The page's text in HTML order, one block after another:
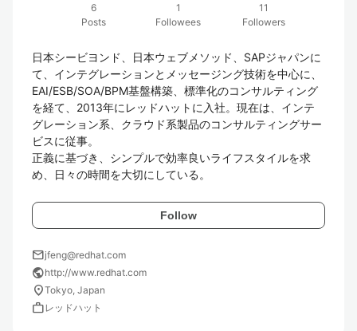
6
Posts
1
Followees
11
Followers
日本シービヨンド、日本ウェブメソッド、SAPジャパンに
て、インテグレーションとメッセージング技術を中心に、
EAI/ESB/SOA/BPM基盤構築、標準化のコンサルティング
を経て、2013年にレッドハットに入社。現在は、インテ
グレーション系、クラウド系製品のコンサルティングサー
ビスに従事。
正義に基づき、シンプルで効率良いライフスタイルを求
め、日々の時間を大切にしている。
Follow
mailjfeng@redhat.com
publichttp://www.redhat.com
location_onTokyo, Japan
workレッドハット